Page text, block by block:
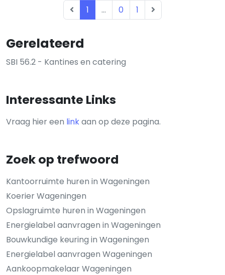
Gerelateerd
SBI 56.2 - Kantines en catering
Interessante Links
Vraag hier een linkaan op deze pagina.
Zoek op trefwoord
Kantoorruimte huren in Wageningen
Koerier Wageningen
Opslagruimte huren in Wageningen
Energielabel aanvragen in Wageningen
Bouwkundige keuring in Wageningen
Energielabel aanvragen Wageningen
Aankoopmakelaar Wageningen
1 ... 0 1